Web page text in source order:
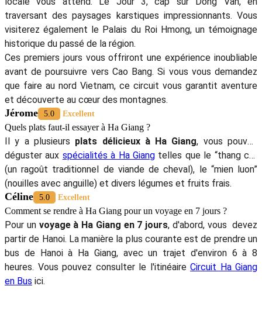
traversant des paysages karstiques impressionnants. Vous
visiterez également le Palais du Roi Hmong, un témoignage
historique du passé de la région.
Ces premiers jours vous offriront une expérience inoubliable
avant de poursuivre vers Cao Bang. Si vous vous demandez
que faire au nord Vietnam, ce circuit vous garantit aventure
et découverte au cœur des montagnes.
Jérome 5.0 Excellent
Quels plats faut-il essayer à Ha Giang ?
Il y a plusieurs plats délicieux à Ha Giang, vous pouvez
déguster aux spécialités à Ha Giang telles que le “thang co”
(un ragoût traditionnel de viande de cheval), le “mien luon”
(nouilles avec anguille) et divers légumes et fruits frais.
Céline 5.0 Excellent
Comment se rendre à Ha Giang pour un voyage en 7 jours ?
Pour un voyage à Ha Giang en 7 jours, d'abord, vous devez
partir de Hanoi. La manière la plus courante est de prendre un
bus de Hanoi à Ha Giang, avec un trajet d'environ 6 à 8
heures. Vous pouvez consulter le l'itinéaire Circuit Ha Giang
en Bus ici.